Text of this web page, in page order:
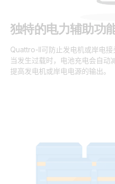
独特的电力辅助功
Quattro-II可防止发电机或岸电
当发生过载时，
电池充电会自动
提高发电机或岸电电源的输出。